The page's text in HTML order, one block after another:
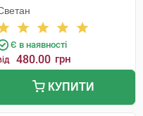
Є в наявності
480.00 грн
КУПИТИ